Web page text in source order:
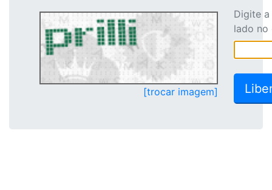
[trocar imagem]
Digite
lado no